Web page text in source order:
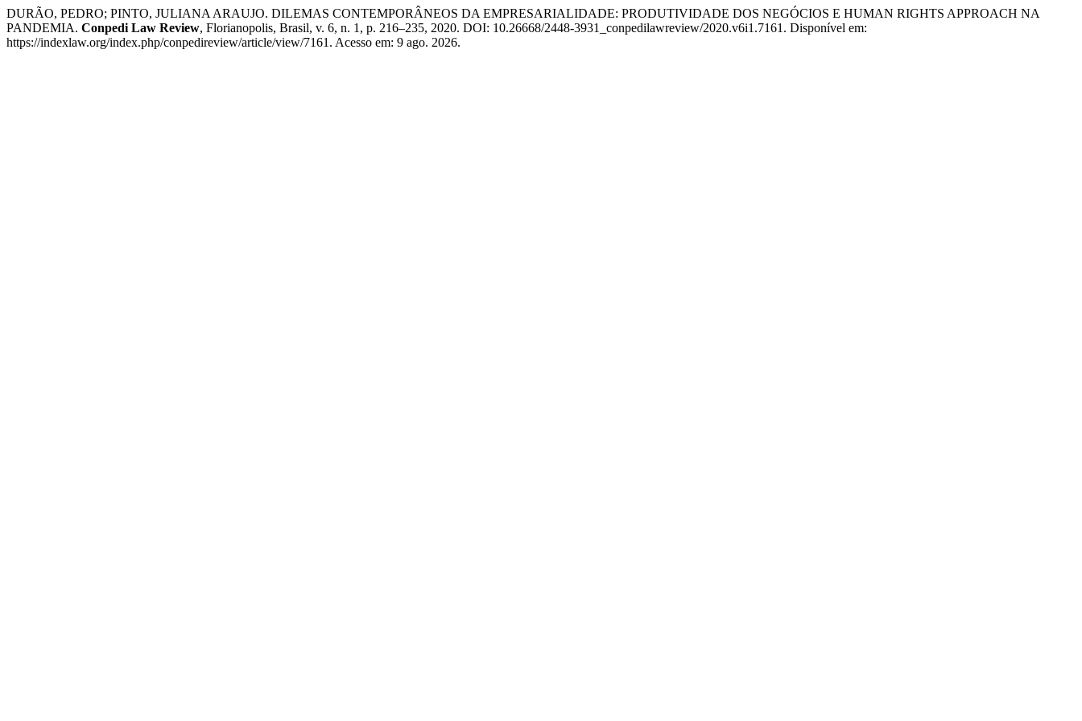
DURÃO, PEDRO; PINTO, JULIANA ARAUJO. DILEMAS CONTEMPORÂNEOS DA EMPRESARIALIDADE: PRODUTIVIDADE DOS NEGÓCIOS E HUMAN RIGHTS APPROACH NA
PANDEMIA. Conpedi Law Review, Florianopolis, Brasil, v. 6, n. 1, p. 216–235, 2020. DOI: 10.26668/2448-3931_conpedilawreview/2020.v6i1.7161. Disponível em:
https://indexlaw.org/index.php/conpedireview/article/view/7161. Acesso em: 9 ago. 2026.